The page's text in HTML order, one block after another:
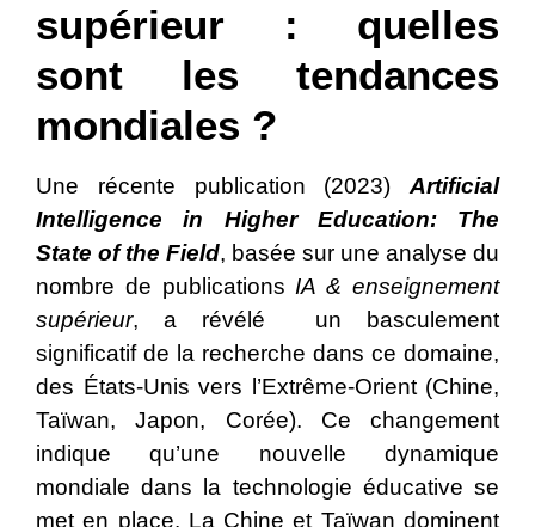
supérieur : quelles
sont les tendances
mondiales ?
Une récente publication (2023)Artificial
Intelligence in Higher Education: The
State of the Field, basée sur une analyse du
nombre de publicationsIA & enseignement
supérieur, a révélé un basculement
significatif de la recherche dans ce domaine,
des États-Unis vers l’Extrême-Orient (Chine,
Taïwan, Japon, Corée). Ce changement
indique qu’une nouvelle dynamique
mondiale dans la technologie éducative se
met en place. La Chine et Taïwan dominent